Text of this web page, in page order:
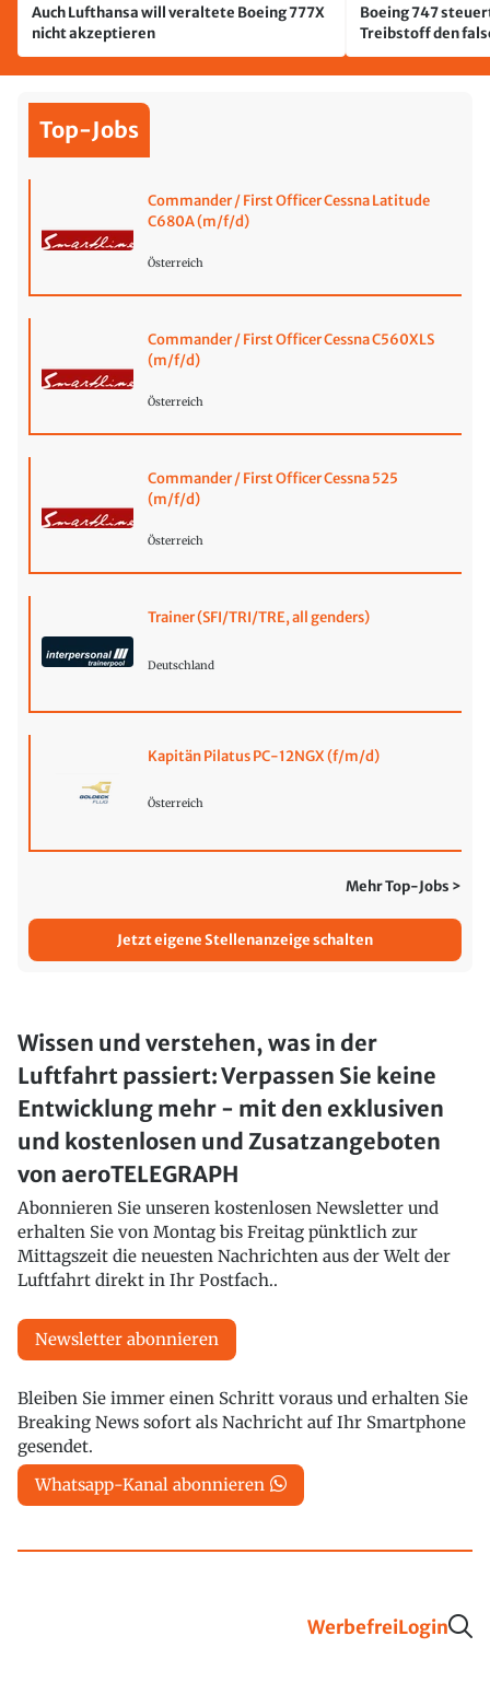
Auch Lufthansa will veraltete Boeing 777X
nicht akzeptieren
Boeing 747
Treibstoff den
Top-Jobs
Commander / First Officer Cessna Latitude
C680A (m/f/d)
Österreich
Commander / First Officer Cessna C560XLS
(m/f/d)
Österreich
Commander / First Officer Cessna 525
(m/f/d)
Österreich
Trainer (SFI/TRI/TRE, all genders)
Deutschland
Kapitän Pilatus PC-12NGX (f/m/d)
Österreich
Mehr Top-Jobs >
Jetzt eigene Stellenanzeige schalten
Wissen und verstehen, was in der
Luftfahrt passiert: Verpassen Sie keine
Entwicklung mehr - mit den exklusiven
und kostenlosen und Zusatzangeboten
von aeroTELEGRAPH
Abonnieren Sie unseren kostenlosen Newsletter und
erhalten Sie von Montag bis Freitag pünktlich zur
Mittagszeit die neuesten Nachrichten aus der Welt der
Luftfahrt direkt in Ihr Postfach..
Newsletter abonnieren
Bleiben Sie immer einen Schritt voraus und erhalten Sie
Breaking News sofort als Nachricht auf Ihr Smartphone
gesendet.
Whatsapp-Kanal abonnieren
WerbefreiLogin